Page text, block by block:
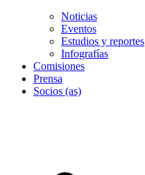
Noticias
Eventos
Estudios y reportes
Infografías
Comisiones
Prensa
Socios (as)